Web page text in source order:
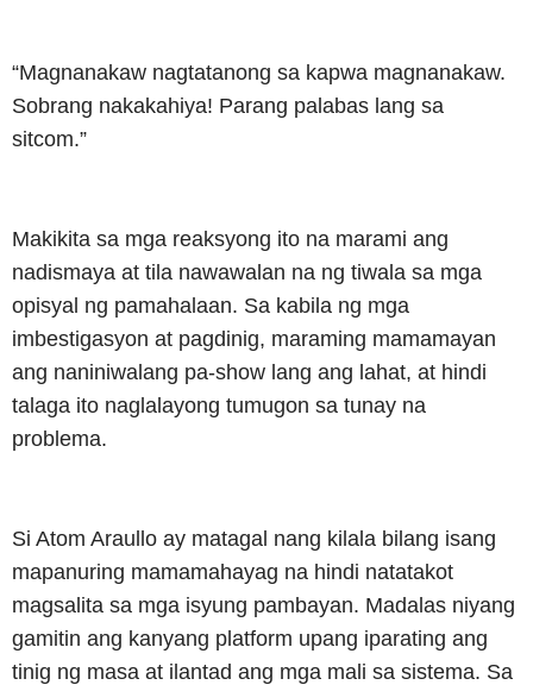
“Magnanakaw nagtatanong sa kapwa magnanakaw.
Sobrang nakakahiya! Parang palabas lang sa
sitcom.”
Makikita sa mga reaksyong ito na marami ang
nadismaya at tila nawawalan na ng tiwala sa mga
opisyal ng pamahalaan. Sa kabila ng mga
imbestigasyon at pagdinig, maraming mamamayan
ang naniniwalang pa-show lang ang lahat, at hindi
talaga ito naglalayong tumugon sa tunay na
problema.
Si Atom Araullo ay matagal nang kilala bilang isang
mapanuring mamamahayag na hindi natatakot
magsalita sa mga isyung pambayan. Madalas niyang
gamitin ang kanyang platform upang iparating ang
tinig ng masa at ilantad ang mga mali sa sistema. Sa